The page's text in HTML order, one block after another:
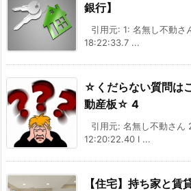
銀行】
引用元: 1: 名無し不動
18:22:33.7 ...
☆くだらない質問は
動産板☆ 4
引用元: 名無し不動さん
12:20:22.40 I ...
【住宅】持ち家と賃